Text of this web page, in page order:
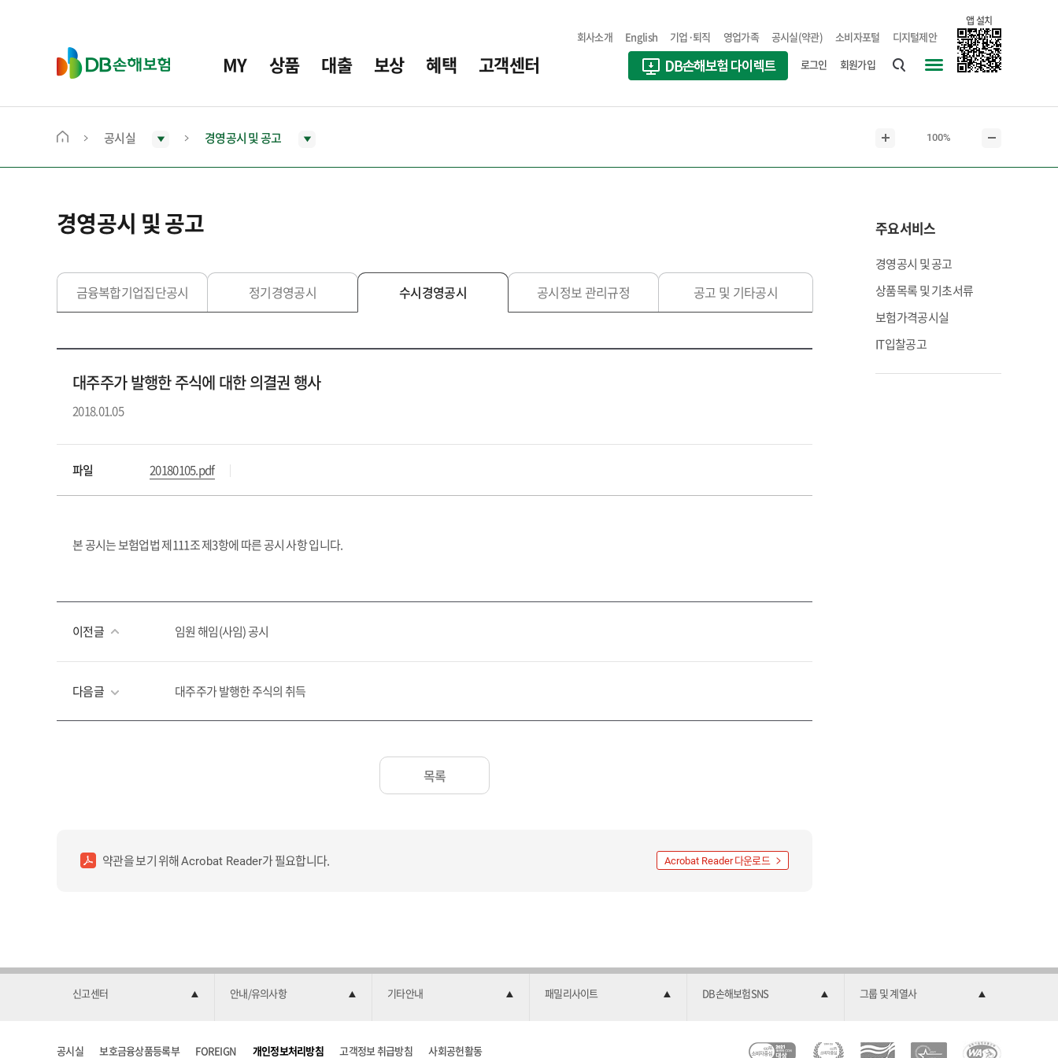
D
B
보
MY 상품 대출 보상 혜택 고객센터
회사소개 English 기업·퇴직 영업가족 공시실(약관) 소비자포털 디지털제안
앱 설치
로그인
회원가입
맵
메
으
로
동
공시실 경영공시 및 공고
본
문
현
기
100%
문
경영공시 및 공고
금융복합기업집단공시 정기경영공시 수시경영공시 공시정보 관리규정 공고 및 기타공시
대주주가 발행한 주식에 대한 의결권 행사
2018.01.05
파일 20180105.pdf
본 공시는 보험업법 제111조 제3항에 따른 공시 사항 입니다.
이전글 임원 해임(사임) 공시
다음글 대주주가 발행한 주식의 취득
목록
약관을 보기 위해Acrobat Reader가 필요합니다. Acrobat Reader다운로드
주요서비스
경영공시 및 공고
상품목록 및 기초서류
보험가격공시실
IT입찰공고
신고센터 안내/유의사항 기타안내 패밀리사이트 DB손해보험SNS 그룹 및 계열사
공시실 보호금융상품등록부 FOREIGN 개인정보처리방침 고객정보 취급방침 사회공헌활동 C 소 2 한 과